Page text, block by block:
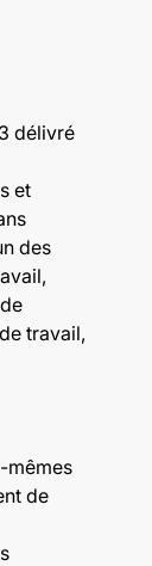
délivré
et
des
travail,
mêmes
de